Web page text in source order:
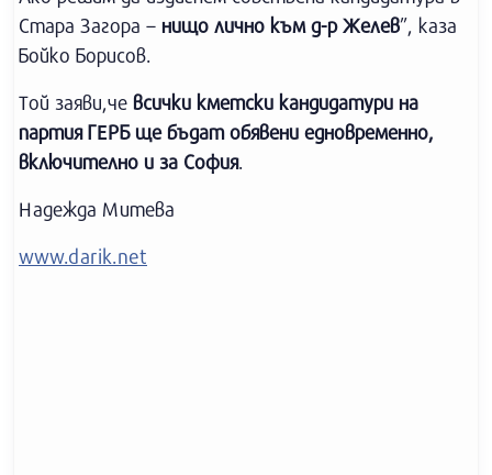
Стара Загора – нищо лично към д-р Желев”, каза
Бойко Борисов.
Той заяви,че всички кметски кандидатури на
партия ГЕРБ ще бъдат обявени едновременно,
включително и за София.
Надежда Митева
www.darik.net